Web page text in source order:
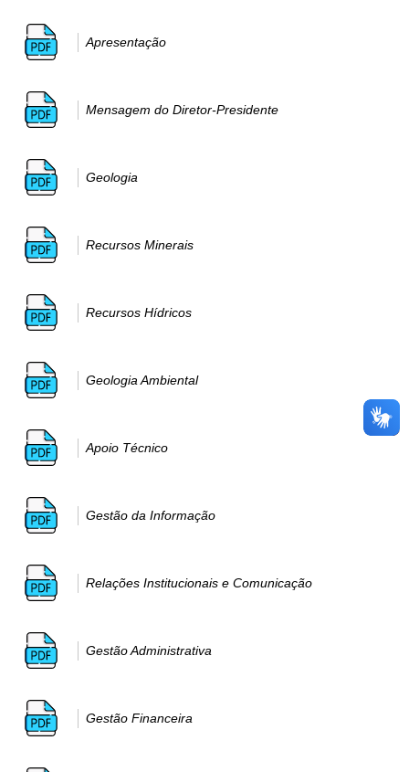
Apresentação
Mensagem do Diretor-Presidente
Geologia
Recursos Minerais
Recursos Hídricos
Geologia Ambiental
Apoio Técnico
Gestão da Informação
Relações Institucionais e Comunicação
Gestão Administrativa
Gestão Financeira